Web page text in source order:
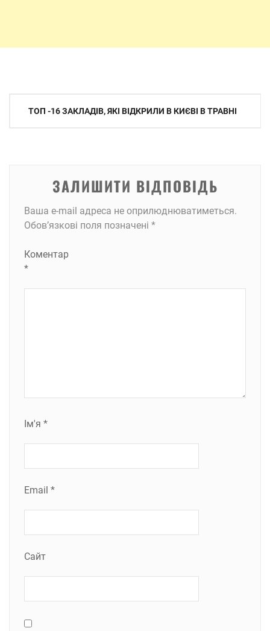
Навігація
ТОП -16 ЗАКЛАДІВ, ЯКІ ВІДКРИЛИ В КИЄВІ В ТРАВНІ
ЗАЛИШИТИ ВІДПОВІДЬ
Ваша e-mail адреса не оприлюднюватиметься.
Обов’язкові поля позначені *
Коментар
*
Ім'я *
Email *
Сайт